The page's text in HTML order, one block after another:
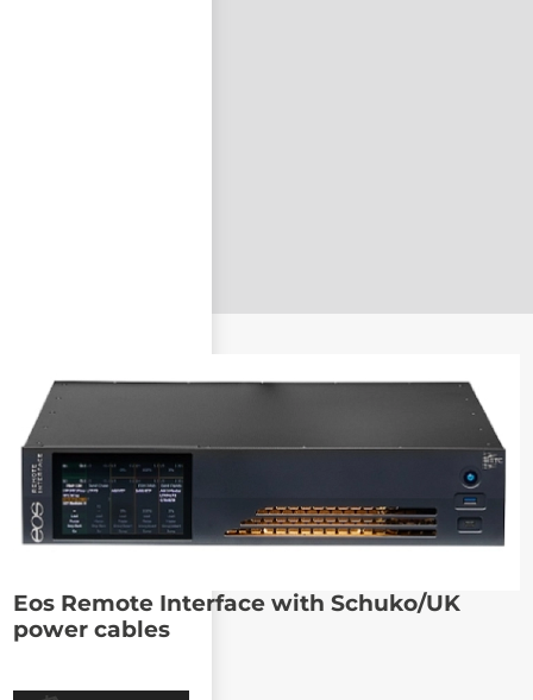
Eos Remote Interface with Schuko/UK
power cables